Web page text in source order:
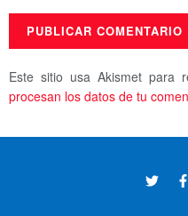
Este sitio usa Akismet para
procesan los datos de tu